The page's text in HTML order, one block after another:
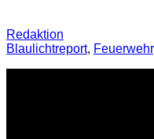
Redaktion
Blaulichtreport, Feuerwehr